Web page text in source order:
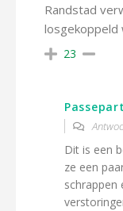
Randstad
losgekoppeld
23
Dit is een
ze een
schrappen